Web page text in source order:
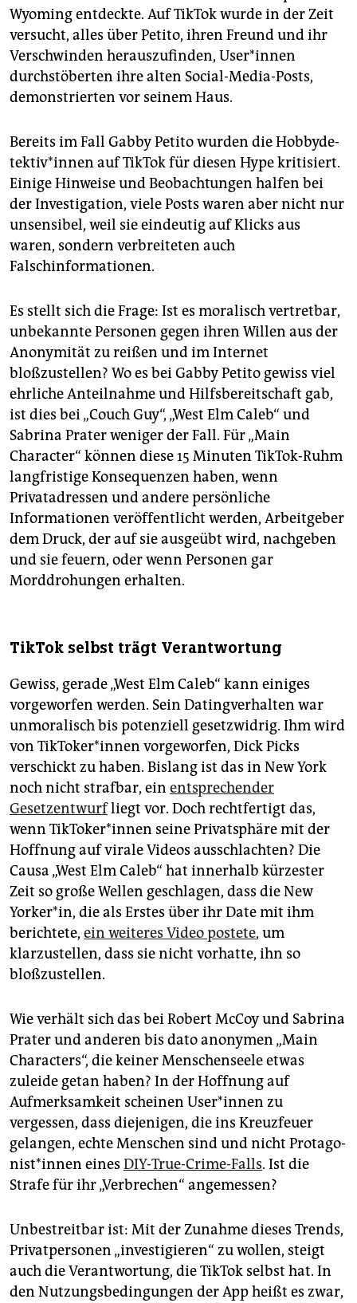
Wyoming entdeckte. Auf TikTok wurde in der Zeit
versucht, alles über Petito, ihren Freund und ihr
Verschwinden herauszufinden, Use­r*in­nen
durchstöberten ihre alten Social-Media-Posts,
demonstrierten vor seinem Haus.
Bereits im Fall Gabby Petito wurden die Hob­by­de­
tek­ti­v*in­nen auf TikTok für diesen Hype kritisiert.
Einige Hinweise und Beobachtungen halfen bei
der Investigation, viele Posts waren aber nicht nur
unsensibel, weil sie eindeutig auf Klicks aus
waren, sondern verbreiteten auch
Falschinformationen.
Es stellt sich die Frage: Ist es moralisch vertretbar,
unbekannte Personen gegen ihren Willen aus der
Anonymität zu reißen und im Internet
bloßzustellen? Wo es bei Gabby Petito gewiss viel
ehrliche Anteilnahme und Hilfsbereitschaft gab,
ist dies bei „Couch Guy“, „West Elm Caleb“ und
Sabrina Prater weniger der Fall. Für „Main
Character“ können diese 15 Minuten TikTok-Ruhm
langfristige Konsequenzen haben, wenn
Privatadressen und andere persönliche
Informationen veröffentlicht werden, Arbeitgeber
dem Druck, der auf sie ausgeübt wird, nachgeben
und sie feuern, oder wenn Personen gar
Morddrohungen erhalten.
TikTok selbst trägt Verantwortung
Gewiss, gerade „West Elm Caleb“ kann einiges
vorgeworfen werden. Sein Datingverhalten war
unmoralisch bis potenziell gesetzwidrig. Ihm wird
von Tik­To­ke­r*in­nen vorgeworfen, Dick Picks
verschickt zu haben. Bislang ist das in New York
noch nicht strafbar, ein entsprechender
Gesetzentwurfliegt vor. Doch rechtfertigt das,
wenn Tik­To­ke­r*in­nen seine Privatsphäre mit der
Hoffnung auf virale Videos ausschlachten? Die
Causa „West Elm Caleb“ hat innerhalb kürzester
Zeit so große Wellen geschlagen, dass die New
Yorker*in, die als Erstes über ihr Date mit ihm
berichtete, ein weiteres Video postete, um
klarzustellen, dass sie nicht vorhatte, ihn so
bloßzustellen.
Wie verhält sich das bei Robert McCoy und Sabrina
Prater und anderen bis dato anonymen „Main
Characters“, die keiner Menschenseele etwas
zuleide getan haben? In der Hoffnung auf
Aufmerksamkeit scheinen Use­r*in­nen zu
vergessen, dass diejenigen, die ins Kreuzfeuer
gelangen, echte Menschen sind und nicht Prot­ago­
nis­t*in­nen eines DIY-True-Crime-Falls. Ist die
Strafe für ihr „Verbrechen“ angemessen?
Unbestreitbar ist: Mit der Zunahme dieses Trends,
Privatpersonen „investigieren“ zu wollen, steigt
auch die Verantwortung, die TikTok selbst hat. In
den Nutzungsbedingungen der App heißt es zwar,